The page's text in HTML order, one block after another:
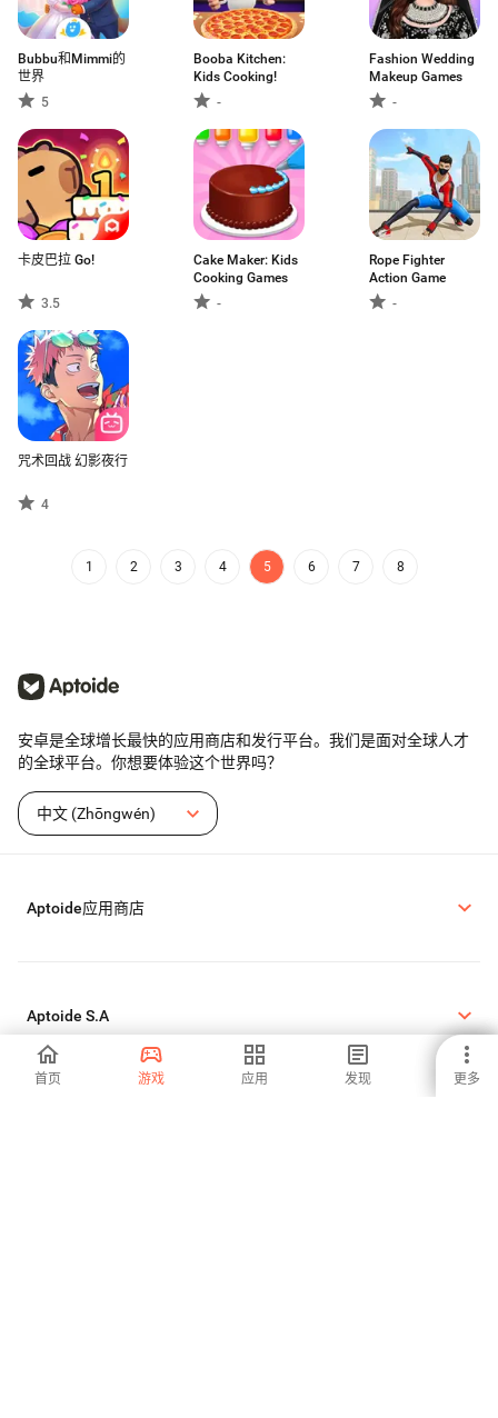
首页 游戏 应用 发现 更多
Bubbu和Mimmi的
世界
5
Booba Kitchen:
Kids Cooking!
-
Fashion Wedding
Makeup Games
-
卡皮巴拉 Go!
3.5
Cake Maker: Kids
Cooking Games
-
Rope Fighter
Action Game
-
咒术回战 幻影夜行
4
1 2 3 4 5 6 7 8
安卓是全球增长最快的应用商店和发行平台。我们是面对全球人才
的全球平台。你想要体验这个世界吗？
中文 (Zhōngwén)
Aptoide应用商店
Aptoide S.A